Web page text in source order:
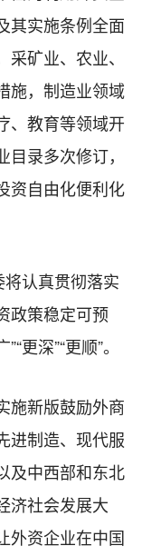
其实施条例全面
矿业、农业、
施，制造业领域
、教育等领域开
录多次修订，
资自由化便利化
将认真贯彻落实
政策稳定可预
更深”“更顺”。
施新版鼓励外商
进制造、现代服
及中西部和东北
济社会发展大
外资企业在中国